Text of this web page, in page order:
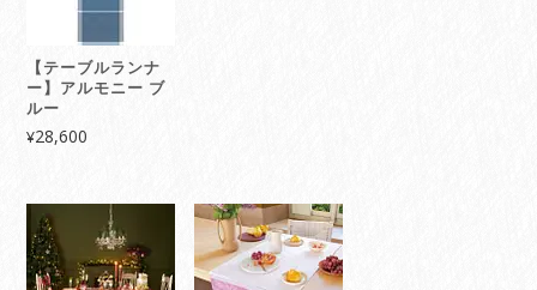
【テーブルランナ
ー】アルモニー ブ
ルー
¥28,600